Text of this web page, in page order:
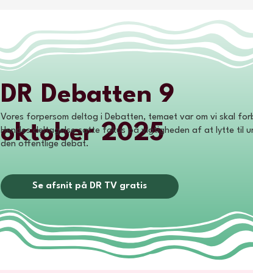
DR Debatten 9
oktober 2025
Vores forpersom deltog i Debatten, temaet var om vi skal
Hendes deltagelse satte fokus på vigtigheden af at lytte til
den offentlige debat.
Se afsnit på DR TV gratis